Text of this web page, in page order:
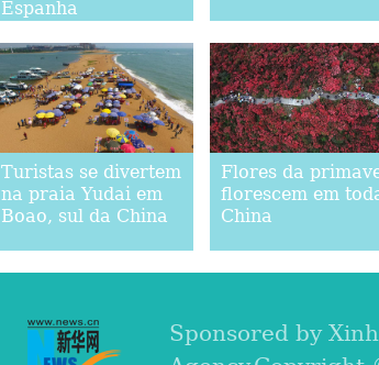
Espanha
Turistas se divertem
na praia Yudai em
Boao, sul da China
Flores da
florescem em
China
Sponsored by